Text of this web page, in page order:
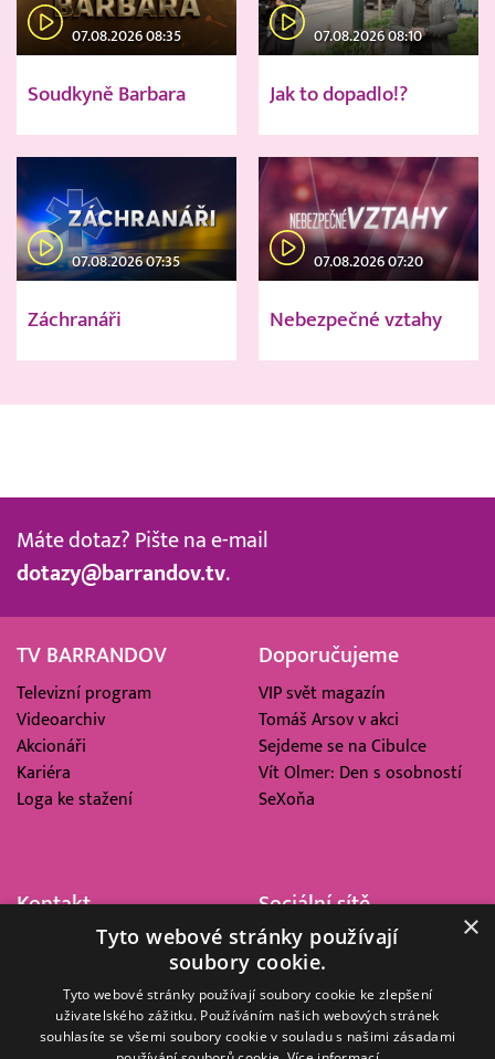
07.08.2026 08:35
Soudkyně Barbara
07.08.2026 08:10
Jak to dopadlo!?
07.08.2026 07:35
Záchranáři
07.08.2026 07:20
Nebezpečné vztahy
Máte dotaz? Pište na e-mail
dotazy@barrandov.tv.
TV BARRANDOV
Televizní program
Videoarchiv
Akcionáři
Kariéra
Loga ke stažení
Doporučujeme
VIP svět magazín
Tomáš Arsov v akci
Sejdeme se na Cibulce
Vít Olmer: Den s osobností
SeXoňa
Kontakt
Barrandov Televizní Studio,
Kříženeckého nám. 322
152 00 Praha 5
IČ 416 93 311
Sociální sítě
×
Tyto webové stránky používají
soubory cookie.
Tyto webové stránky používají soubory cookie ke zlepšení
uživatelského zážitku. Používáním našich webových stránek
souhlasíte se všemi soubory cookie v souladu s našimi zásadami